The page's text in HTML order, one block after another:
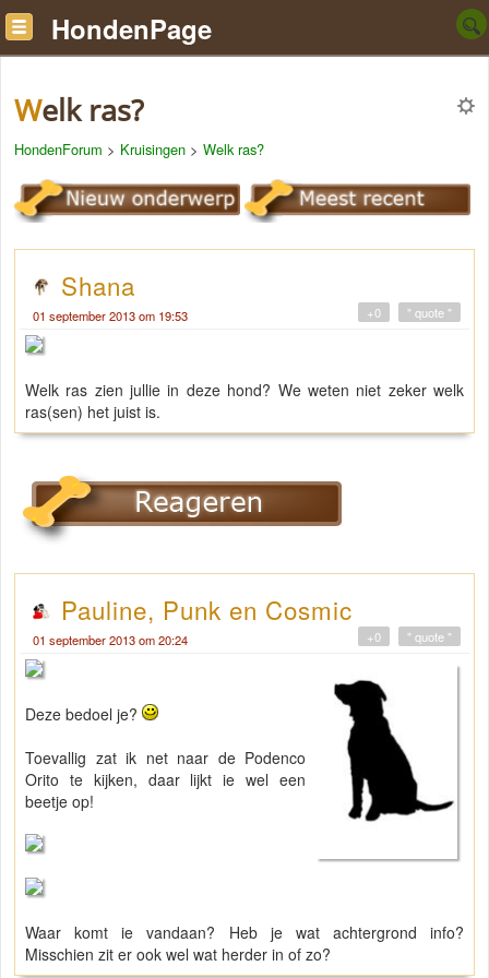
HondenPage
Welk ras?
HondenForum > Kruisingen > Welk ras?
Shana
01 september 2013 om 19:53 " quote "
+0
Welk ras zien jullie in deze hond? We weten niet zeker welk
ras(sen) het juist is.
Pauline, Punk en Cosmic
01 september 2013 om 20:24 " quote "
+0
Deze bedoel je?
Toevallig zat ik net naar de Podenco
Orito te kijken, daar lijkt ie wel een
beetje op!
Waar komt ie vandaan? Heb je wat achtergrond info?
Misschien zit er ook wel wat herder in of zo?